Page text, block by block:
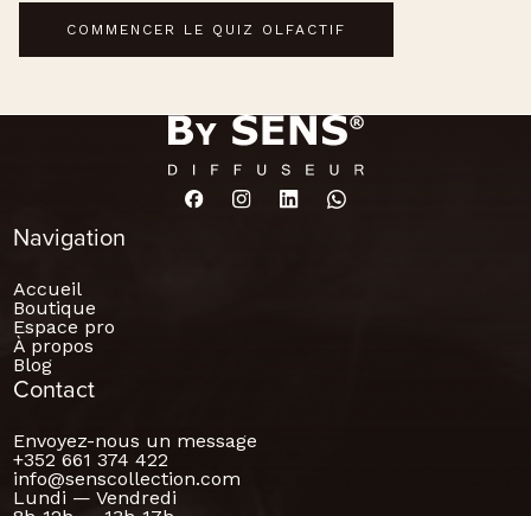
COMMENCER LE QUIZ OLFACTIF
Navigation
Accueil
Boutique
Espace pro
À propos
Blog
Contact
Envoyez-nous un message
+352 661 374 422
info@senscollection.com
Lundi — Vendredi